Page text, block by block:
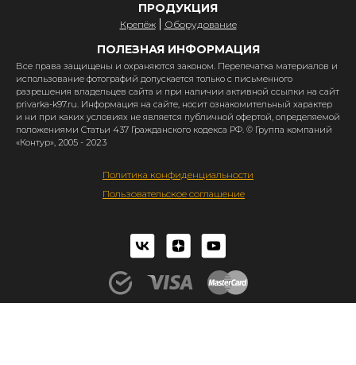
ПРОДУКЦИЯ
Крепёж Оборудование
ПОЛЕЗНАЯ ИНФОРМАЦИЯ
Все права защищены и охраняются законом. Перепечатка материалов и
использование фотографий допускается только с письменного
разрешения владельцев сайта и при наличии активной ссылки на сайт
privarka-k97.ru. Информация на сайте, носит ознакомительный характер
и ни при каких условиях не является публичной офертой, определяемой
положениями Статьи 437 Гражданского кодекса РФ. © Группа компаний
«Контур», 2005 - 2023
Политика конфиденциальности
Пользовательское соглашение